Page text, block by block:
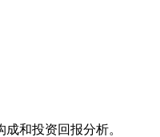
和投资回报分析。